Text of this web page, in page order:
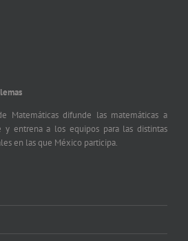
Matemáticas difunde las matemáticas a
y entrena a los equipos para las distintas
en las que México participa.